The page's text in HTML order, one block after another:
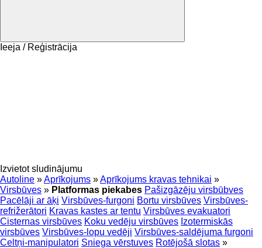
Ieeja / Reģistrācija
Izvietot sludinājumu
Autoline »Aprīkojums »Aprīkojums kravas tehnikai »
Virsbūves » Platformas piekabes Pašizgāzēju virsbūbves
Pacēlāji ar āķi Virsbūves-furgoni Bortu virsbūves Virsbūves-
refrižerātori Kravas kastes ar tentu Virsbūves evakuatori
Cisternas virsbūves Koku vedēju virsbūves Izotermiskās
virsbūves Virsbūves-lopu vedēji Virsbūves-saldējuma furgoni
Celtņi-manipulatori Sniega vērstuves Rotējošā slotas »